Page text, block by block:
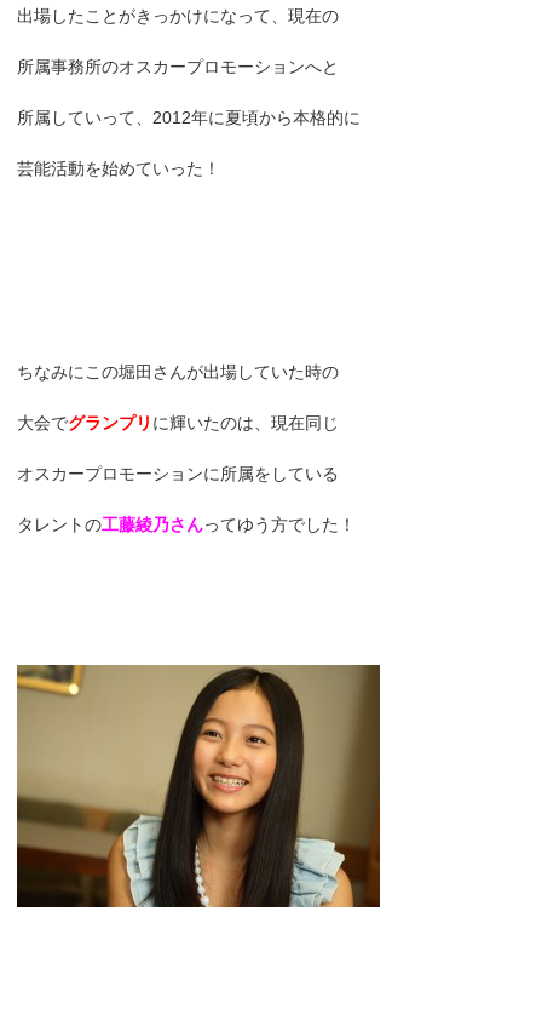
出場したことがきっかけになって、現在の
所属事務所のオスカープロモーションへと
所属していって、2012年に夏頃から本格的に
芸能活動を始めていった！
ちなみにこの堀田さんが出場していた時の
大会でグランプリ に輝いたのは、現在同じ
オスカープロモーションに所属をしている
タレントの工藤綾乃さんってゆう方でした！